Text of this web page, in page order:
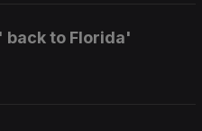
back to Florida'